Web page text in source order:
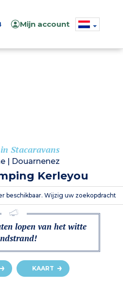
Mijn account
Stacaravans
Douarnenez
Kerleyou
beschikbaar. Wijzig uw zoekopdracht
lopen van het witte
KAART